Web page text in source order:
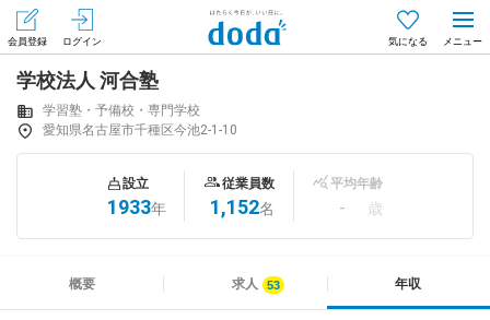
会員登録 ログイン 気になる
会員登録（無料）
はじめてdodaをご利用される方へ
求人を紹介してもらう
学校法人 河合塾
学習塾・予備校・専門学校
愛知県名古屋市千種区今池2-1-10
設立
1933年
従業員数
1,152名
平均年齢
- 歳
概要 求人 年収